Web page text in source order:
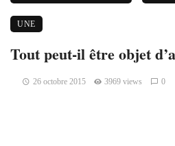
UNE
Tout peut-il être objet
26 octobre 2015 3969 views 0